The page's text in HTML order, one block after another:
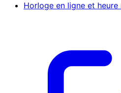
Horloge en ligne et heure